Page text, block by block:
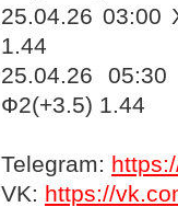
25.04.26 03:00
1.44
25.04.26
Ф2(+3.5) 1.44
Telegram:
VK: https://